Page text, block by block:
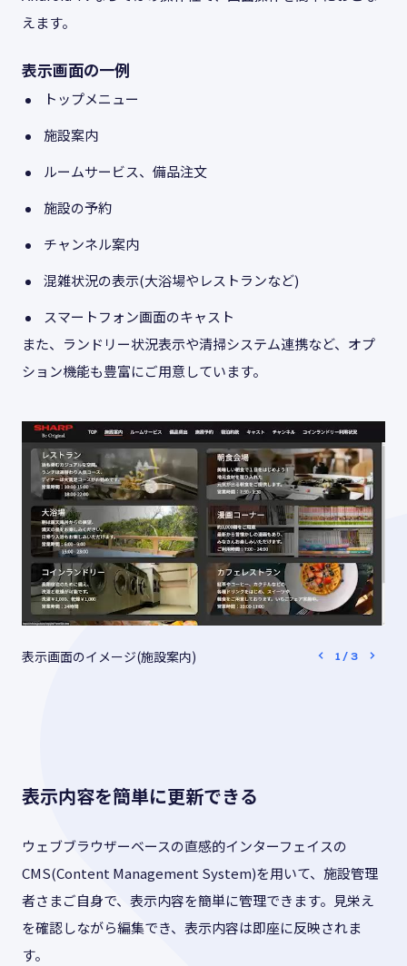
えます。
表示画面の一例
トップメニュー
施設案内
ルームサービス、備品注文
施設の予約
チャンネル案内
混雑状況の表示(大浴場やレストランなど)
スマートフォン画面のキャスト
また、ランドリー状況表示や清掃システム連携など、オプ
ション機能も豊富にご用意しています。
表示画面のイメージ(施設案内) 1 /3
表示内容を簡単に更新できる
ウェブブラウザーベースの直感的インターフェイスの
CMS(Content Management System)を用いて、施設管理
者さまご自身で、表示内容を簡単に管理できます。見栄え
を確認しながら編集でき、表示内容は即座に反映されま
す。